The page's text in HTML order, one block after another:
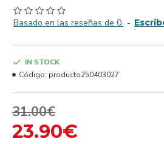
Basado en las reseñas de 0. -
23.90€
31.00€
IN STOCK
Código: producto250403027